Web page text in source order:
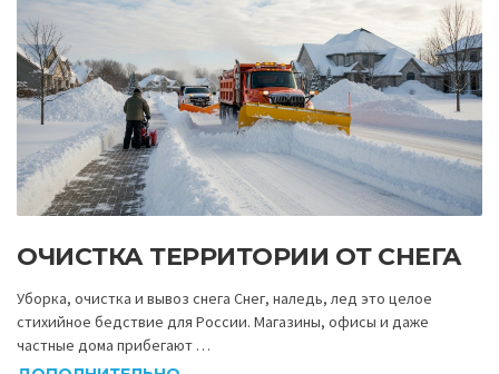
ОЧИСТКА ТЕРРИТОРИИ ОТ СНЕГА
Уборка, очистка и вывоз снега Снег, наледь, лед это целое
стихийное бедствие для России. Магазины, офисы и даже
частные дома прибегают …